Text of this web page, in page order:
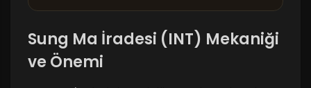
Sung Ma İradesi (INT) Mekaniği
ve Önemi